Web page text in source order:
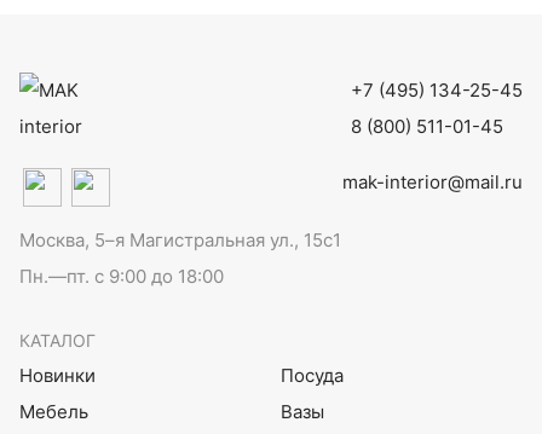
+7 (495) 134-25-45
8 (800) 511-01-45
mak-interior@mail.ru
Москва, 5–я Магистральная ул., 15с1
Пн.—пт. с 9:00 до 18:00
КАТАЛОГ
Новинки
Мебель
Посуда
Вазы